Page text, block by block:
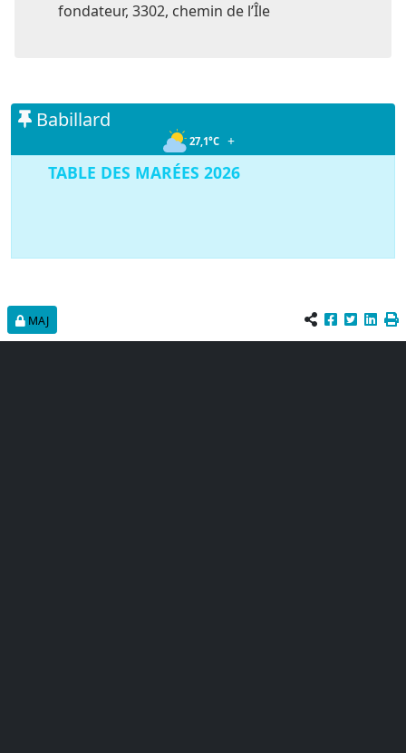
fondateur, 3302, chemin de l’Île
Babillard
27,1°C +
TABLE DES MARÉES 2026
MAJ